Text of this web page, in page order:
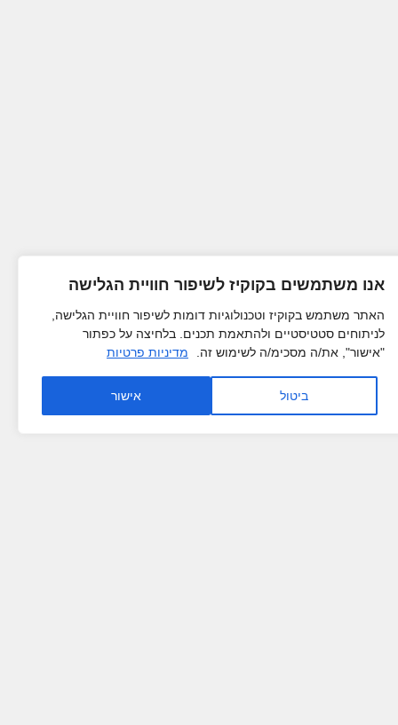
אנו משתמשים בקוקיז לשיפור חוויית הגלישה
האתר משתמש בקוקיז וטכנולוגיות דומות לשיפור חוויית הגלישה,
לניתוחים סטטיסטיים ולהתאמת תכנים. בלחיצה על כפתור
"אישור", את/ה מסכימ/ה לשימוש זה.
מדיניות פרטיות
ביטול אישור